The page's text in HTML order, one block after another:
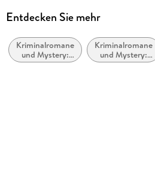
Reihe
Autor/Autorin
Michael Kobr, Volker Klüpfel
Entdecken Sie mehr
Kriminalromane
und Mystery:
Cosy Mystery
Kriminalromane
und Mystery:
Humor